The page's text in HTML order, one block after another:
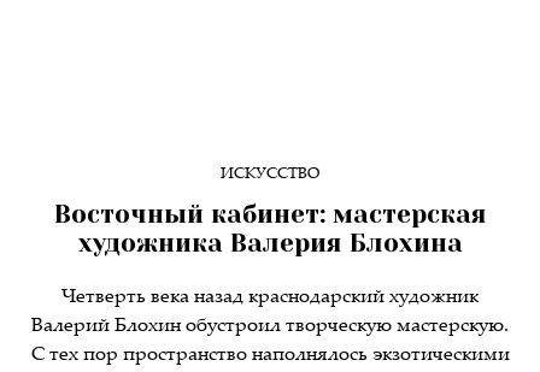
ИСКУССТВО
Восточный кабинет: мастерская
художника Валерия Блохина
Четверть века назад краснодарский художник
Валерий Блохин обустроил творческую мастерскую.
С тех пор пространство наполнялось экзотическими